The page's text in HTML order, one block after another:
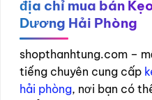
địa chỉ mua bán
Dương Hải Phòng
shopthanhtung.com –
tiếng chuyên cung cấp
hải phòng, nơi bạn có